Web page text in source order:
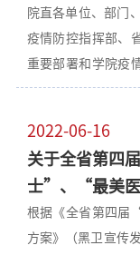
工作部、研究生处
卫处、纪委办公室
期工作计划及秋季学期
问题、需要学院层
顾长虹书记部署下
作领导小组办公室
院直各单位、部门、二级学
疫情防控指挥部、
重要部署和学院疫
达国内、省内最新
期发布齐齐哈尔医
校园疫情防控各项
固学院疫情防控工
级学院及附属医院
前上报本周疫情防
2022-06-16
关于全省第四
士”、“最美医
的公示
根据《全省第四
方案》（黑卫宣传